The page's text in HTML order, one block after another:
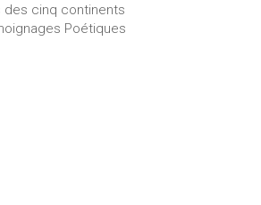
des cinq continents
Poétiques